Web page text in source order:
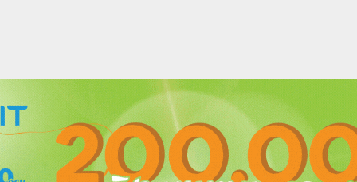
Twitter Instagram Youtube